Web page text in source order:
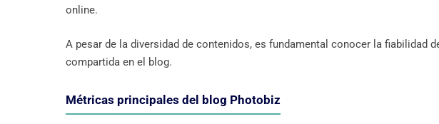
online.
A pesar de la diversidad de contenidos, es fundamental conocer la fiabilidad
compartida en el blog.
Métricas principales del blog Photobiz